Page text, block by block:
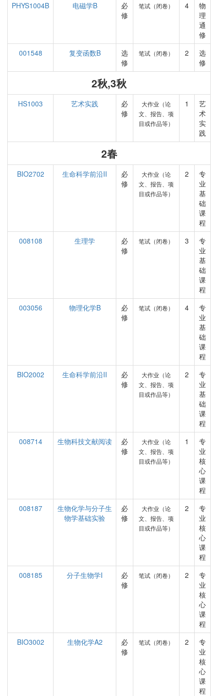
PHYS1004B
电磁学B
必
修
笔试（闭卷） 4
物
理
通
修
001548
复变函数B
选
修
笔试（闭卷） 2
选
修
2秋,3秋
HS1003 艺术实践
必
修
大作业（论
文、报告、项
目或作品等）
1
艺
术
实
践
2春
BIO2702 生命科学前沿II
必
修
大作业（论
文、报告、项
目或作品等）
2
专
业
基
础
课
程
008108
生理学
必
修
笔试（闭卷） 3
专
业
基
础
课
程
003056
物理化学B
必
修
笔试（闭卷） 4
专
业
基
础
课
程
BIO2002
生命科学前沿II
必
修
大作业（论
文、报告、项
目或作品等）
2
专
业
基
础
课
程
008714
生物科技文献阅读
必
修
大作业（论
文、报告、项
目或作品等）
1
专
业
核
心
课
程
008187
生物化学与分子生
物学基础实验
必
修
大作业（论
文、报告、项
目或作品等）
2
专
业
核
心
课
程
008185
分子生物学I
必
修
笔试（闭卷） 2
专
业
核
心
课
程
BIO3002
生物化学A2
必
修
笔试（闭卷） 2
专
业
核
心
课
程